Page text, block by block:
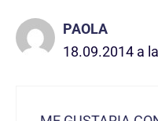
PAOLA
18.09.2014 a